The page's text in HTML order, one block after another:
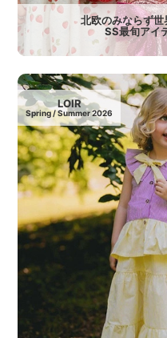
北欧のみならず
SS最旬アイ
LOIR
Spring / Summer 2026